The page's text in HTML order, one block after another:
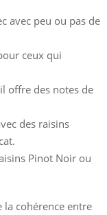
avec peu ou pas de
ceux qui
offre des notes de
des raisins
Pinot Noir ou
la cohérence entre